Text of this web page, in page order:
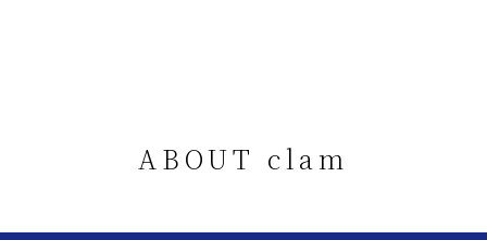
ABOUT clam